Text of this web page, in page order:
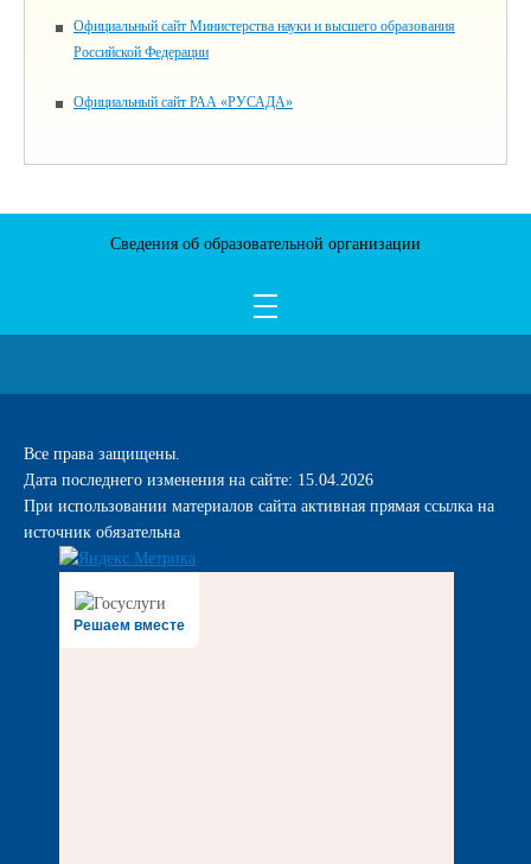
Официальный сайт Министерства науки и высшего образования
Российской Федерации
Официальный сайт РАА «РУСАДА»
Сведения об образовательной организации
Все права защищены.
Дата последнего изменения на сайте: 15.04.2026
При использовании материалов сайта активная прямая ссылка на
источник обязательна
Решаем вместе